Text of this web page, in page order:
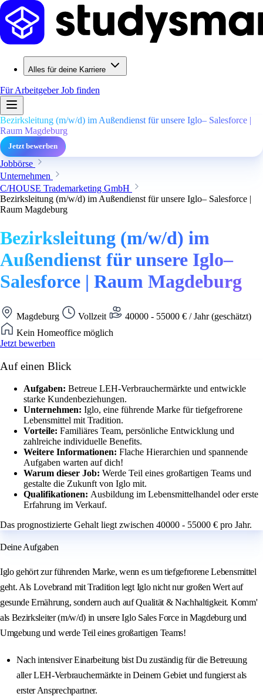
Alles für deine Karriere
Für ArbeitgeberJob finden
Bezirksleitung (m/w/d) im Außendienst für unsere Iglo– Salesforce |
Raum Magdeburg
Jetzt bewerben
Jobbörse
Unternehmen
C/HOUSE Trademarketing GmbH
Bezirksleitung (m/w/d) im Außendienst für unsere Iglo– Salesforce |
Raum Magdeburg
Bezirksleitung (m/w/d) im
Außendienst für unsere Iglo–
Salesforce | Raum Magdeburg
Magdeburg Vollzeit
40000 - 55000 € / Jahr (geschätzt)
Kein Homeoffice möglich
Jetzt bewerben
Auf einen Blick
Aufgaben: Betreue LEH-Verbrauchermärkte und entwickle
starke Kundenbeziehungen.
Unternehmen: Iglo, eine führende Marke für tiefgefrorene
Lebensmittel mit Tradition.
Vorteile: Familiäres Team, persönliche Entwicklung und
zahlreiche individuelle Benefits.
Weitere Informationen: Flache Hierarchien und spannende
Aufgaben warten auf dich!
Warum dieser Job: Werde Teil eines großartigen Teams und
gestalte die Zukunft von Iglo mit.
Qualifikationen: Ausbildung im Lebensmittelhandel oder erste
Erfahrung im Verkauf.
Das prognostizierte Gehalt liegt zwischen 40000 - 55000 € pro Jahr.
Deine Aufgaben
Iglo gehört zur führenden Marke, wenn es um tiefgefrorene Lebensmittel
geht. Als Lovebrand mit Tradition legt Iglo nicht nur großen Wert auf
gesunde Ernährung, sondern auch auf Qualität & Nachhaltigkeit. Komm'
als Bezirksleiter (m/w/d) in unsere Iglo Sales Force in Magdeburg und
Umgebung und werde Teil eines großartigen Teams!
Nach intensiver Einarbeitung bist Du zuständig für die Betreuung
aller LEH-Verbrauchermärkte in Deinem Gebiet und fungierst als
erster Ansprechpartner.